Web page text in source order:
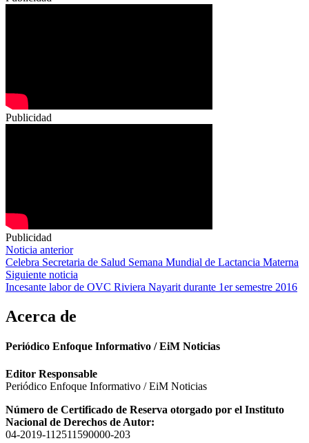
Publicidad
Publicidad
Navegación
de
entradas
Noticia anterior
Celebra Secretaria de Salud Semana Mundial de Lactancia Materna
Siguiente noticia
Incesante labor de OVC Riviera Nayarit durante 1er semestre 2016
Acerca de
Periódico Enfoque Informativo / EiM Noticias
Editor Responsable
Periódico Enfoque Informativo / EiM Noticias
Número de Certificado de Reserva otorgado por el Instituto
Nacional de Derechos de Autor:
04-2019-112511590000-203